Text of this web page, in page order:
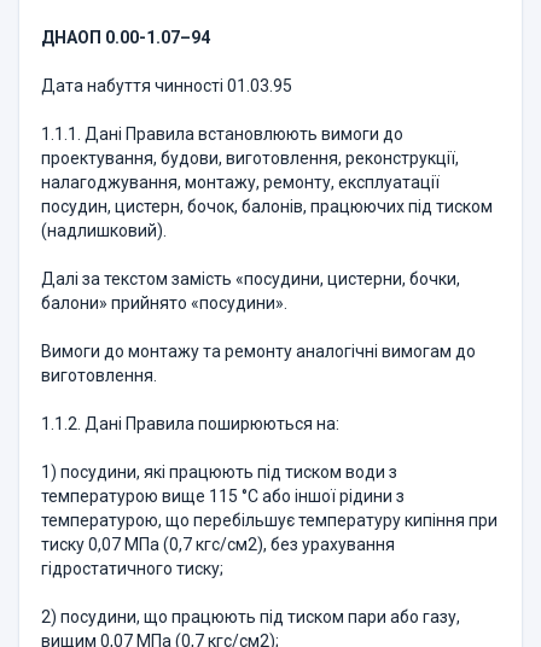
ДНАОП 0.00-1.07–94
Дата набуття чинності 01.03.95
1.1.1. Дані Правила встановлюють вимоги до
проектування, будови, виготовлення, реконструкції,
налагоджування, монтажу, ремонту, експлуатації
посудин, цистерн, бочок, балонів, працюючих під тиском
(надлишковий).
Далі за текстом замість «посудини, цистерни, бочки,
балони» прийнято «посудини».
Вимоги до монтажу та ремонту аналогічні вимогам до
виготовлення.
1.1.2. Дані Правила поширюються на:
1) посудини, які працюють під тиском води з
температурою вище 115 °С або іншої рідини з
температурою, що перебільшує температуру кипіння при
тиску 0,07 МПа (0,7 кгс/см2), без урахування
гідростатичного тиску;
2) посудини, що працюють під тиском пари або газу,
вищим 0,07 МПа (0,7 кгс/см2);